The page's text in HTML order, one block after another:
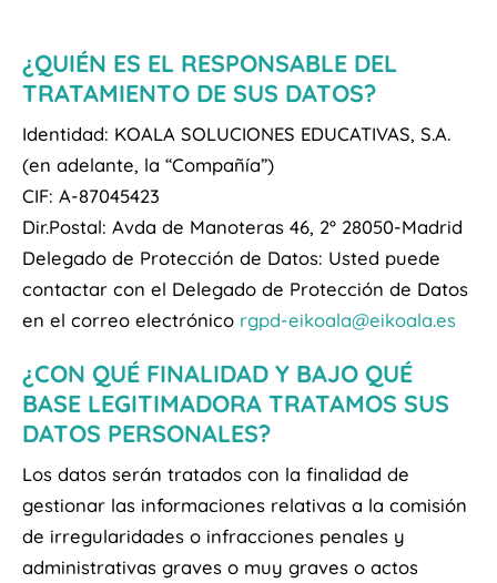
¿QUIÉN ES EL RESPONSABLE DEL
TRATAMIENTO DE SUS DATOS?
Identidad: KOALA SOLUCIONES EDUCATIVAS, S.A.
(en adelante, la “Compañía”)
CIF: A-87045423
Dir.Postal: Avda de Manoteras 46, 2º 28050-Madrid
Delegado de Protección de Datos: Usted puede
contactar con el Delegado de Protección de Datos
en el correo electrónico rgpd-eikoala@eikoala.es
¿CON QUÉ FINALIDAD Y BAJO QUÉ
BASE LEGITIMADORA TRATAMOS SUS
DATOS PERSONALES?
Los datos serán tratados con la finalidad de
gestionar las informaciones relativas a la comisión
de irregularidades o infracciones penales y
administrativas graves o muy graves o actos